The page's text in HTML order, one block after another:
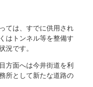
ては、すでに供用され
はトンネル等を整備す
況です。
方面へは今井街道を利
所として新たな道路の